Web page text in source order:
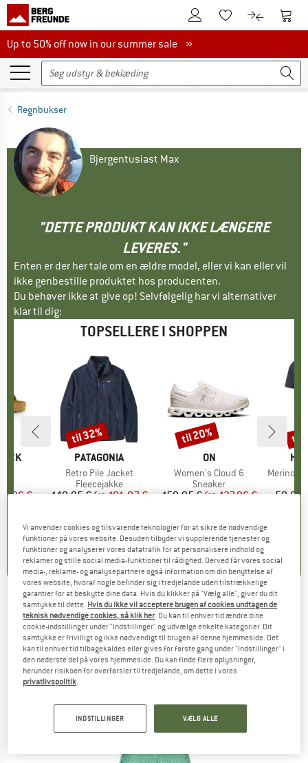
Til kundekontoenTil huskesedlen.
Til Til
Up to 50% off now in our summer sale
Up to 50% off now in our summer sale »
Regnbukser
Bjergentusiast Max
"DETTE PRODUKT KAN IKKE LÆNGERE
LEVERES."
Enten er der her tale om en ældre model, eller vi kan eller vil
ikke genbestille produktet hos producenten.
Du behøver ikke at give op! Selvfølgelig har vi alternativer
klar til dig:
TOPSELLERE I SHOPPEN
pris
€
)
MÆRKE
PATAGONIA
Artikel
Retro Pile Jacket
Produktgruppe
Fleecejakke
Pris
149,95 € Nedsat pris
fra101,97 €
4,6(71)
Rabat
til 32%
MÆRKE
ON
Artikel
Women's Cloud 6
Produktgruppe
Sneaker
Pris
159,95 € Nedsat pris
fra127,96 €
4,7(48)
Rabat
til 20%
Artikel
MerinoMix150
59,95
til
PLAYSHOES -Kid's Fleece Bib Trousers -
Regnbukser
(0)
Vi anvender cookies og tilsvarende teknologier for at sikre de nødvendige
funktioner på vores website. Desuden tilbyder vi supplerende tjenester og
funktioner og analyserer vores datatrafik for at personalisere indhold og
reklamer og stille social media-funktioner til rådighed. Derved får vores social
media-, reklame- og analysepartnere også information om din benyttelse af
vores website, hvoraf nogle befinder sig i tredjelande uden tilstrækkelige
garantier for at beskytte dine data. Hvis du klikker på "Vælg alle", giver du dit
samtykke til dette. Hvis du ikke vil acceptere brugen af cookies undtagen de
teknisk nødvendige cookies, så klik her . Du kan til enhver tid ændre dine
cookie-indstillinger under "Indstillinger" og udvælge enkelte kategorier. Dit
samtykke er frivilligt og ikke nødvendigt til brugen af denne hjemmeside. Det
kan til enhver tid tilbagekaldes eller gives for første gang under "Indstillinger" i
den nederste del på vores hjemmeside. Du kan finde flere oplysninger,
herunder risikoen for overførsler til tredjelande, om dette i vores
privatlivspolitik
INDSTILLINGER VÆLG ALLE